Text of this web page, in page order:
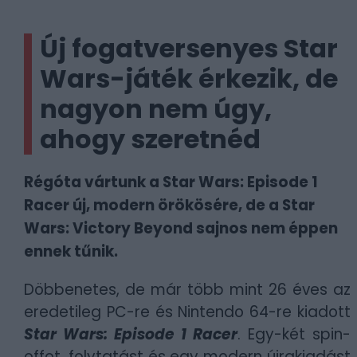
Új fogatversenyes Star
Wars-játék érkezik, de
nagyon nem úgy,
ahogy szeretnéd
Régóta vártunk a Star Wars: Episode 1
Racer új, modern örökösére, de a Star
Wars: Victory Beyond sajnos nem éppen
ennek tűnik.
Döbbenetes, de már több mint 26 éves az
eredetileg PC-re és Nintendo 64-re kiadott
Star Wars: Episode 1 Racer. Egy-két spin-